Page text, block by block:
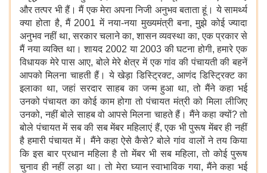
और तत्पर भी हैं। मैं एक मेरा अपना निजी अनुभव बताता हूं। ये सामर्थ्य
क्या होता है, मैं 2001 में नया-नया मुख्यमंत्री बना, मु्झे कोई ज्यादा
अनुभव नहीं था, सरकार चलाने का, शासन व्यवस्था का, एक प्रकार से
मैं नया व्यक्ति था। शायद 2002 या 2003 की घटना होगी, हमारे एक
विधायक मेरे पास आए, बोले मेरे क्षेत्र में एक गांव की पंचायती की बहनें
आपको मिलना चाहती हैं। ये खेड़ा डिस्ट्रिक्ट, आणंद डिस्ट्रिक्ट का
इलाका था, जहां सरदार साहब का जन्म हुआ था, तो मैंने कहा भई
उनको पंचायत का कोई काम होगा तो पंचायत मंत्री को मिला लीजिए
उनको, नहीं बोले साहब वो आपसे मिलना चाहते हैं। मैंने कहा क्यों? तो
बोले पंचायत में सब की सब मेंबर महिलाएं हैं, एक भी पुरूष मेंबर ही नहीं
है हमारी पंचायत में। मैंने कहा ऐसे कैसे? बोले गांव वालों ने तय किया
कि इस बार प्रधान महिला है तो मेंबर भी सब महिला, तो कोई पुरूष
चुनाव ही नहीं लड़ा था। तो मेरा घ्यान स्वाभाविक गया, मैंने कहा भई